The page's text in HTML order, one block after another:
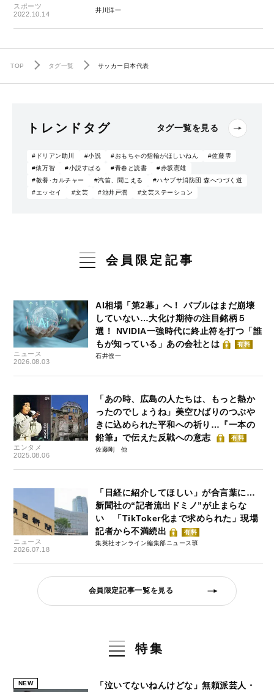
スポーツ
2022.10.14
井川洋一
TOP タグ一覧 サッカー日本代表
トレンドタグ タグ一覧を見る
#ドリアン助川 #小説 #おもちゃの指輪がほしいねん
#佐藤雫
#俵万智
#小説すばる #青春と読書
#赤坂憲雄
#教養･カルチャー
#汽笛、聞こえる
#ハヤブサ消防団 森へつづく道
#エッセイ
#文芸 #池井戸潤 #文芸ステーション
会員限定記事
ニュース
2026.08.03
AI相場「第2幕」へ！ バブルはまだ崩壊
していない…大化け期待の注目銘柄５
選！ NVIDIA一強時代に終止符を打つ「誰
もが知っている」あの会社とは
有料
石井僚一
エンタメ
2025.08.06
「あの時、広島の人たちは、もっと熱か
ったのでしょうね」美空ひばりのつぶや
きに込められた平和への祈り…『一本の
鉛筆』で伝えた反戦への意志
有料
佐藤剛
ニュース
2026.07.18
「日経に紹介してほしい」が合言葉に…
新聞社の“記者流出ドミノ”が止まらな
い 「TikToker化まで求められた」現場
記者から不満続出
有料
集英社オンライン編集部ニュース班
会員限定記事一覧を見る
特集
NEW
「泣いてないねんけどな」無頼派芸人・